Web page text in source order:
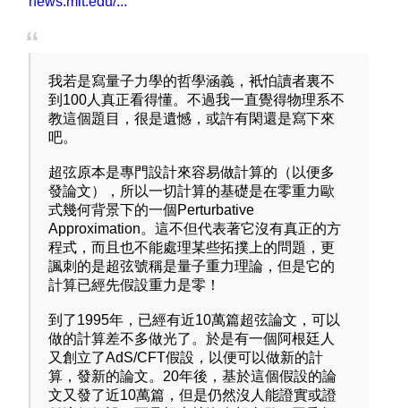
我若是寫量子力學的哲學涵義，衹怕讀者裏不
到100人真正看得懂。不過我一直覺得物理系不
教這個題目，很是遺憾，或許有閑還是寫下來
吧。
超弦原本是專門設計來容易做計算的（以便多
發論文），所以一切計算的基礎是在零重力歐
式幾何背景下的一個Perturbative
Approximation。這不但代表著它沒有真正的方
程式，而且也不能處理某些拓撲上的問題，更
諷刺的是超弦號稱是量子重力理論，但是它的
計算已經先假設重力是零！
到了1995年，已經有近10萬篇超弦論文，可以
做的計算差不多做光了。於是有一個阿根廷人
又創立了AdS/CFT假設，以便可以做新的計
算，發新的論文。20年後，基於這個假設的論
文又發了近10萬篇，但是仍然沒人能證實或證